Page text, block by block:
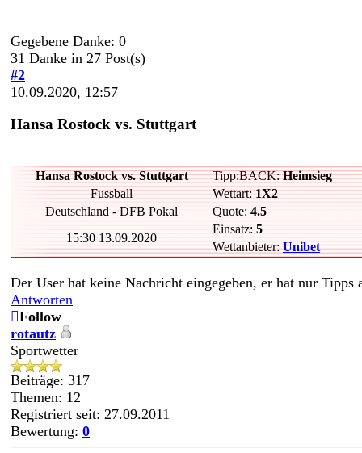
Gegebene Danke: 0
31 Danke in 27 Post(s)
#2
10.09.2020, 12:57
Hansa Rostock vs. Stuttgart
Hansa Rostock vs. Stuttgart Tipp:BACK:Heimsieg
Fussball
Wettart:1X2
Deutschland - DFB Pokal
Quote: 4.5
15:30 13.09.2020
Einsatz: 5
Wettanbieter:Unibet
Der User hat keine Nachricht eingegeben, er hat nur Tipps
Antworten
Follow
rotautz
Sportwetter
Beiträge: 317
Themen: 12
Registriert seit: 27.09.2011
Bewertung: 0